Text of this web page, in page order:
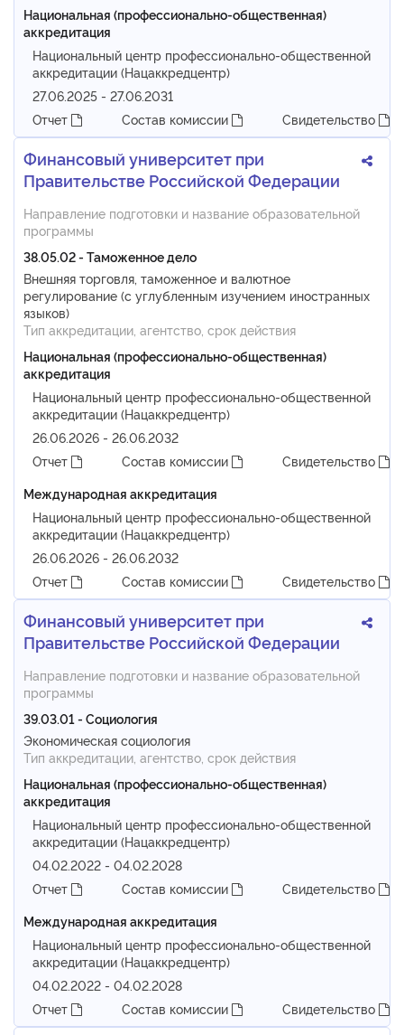
Национальная (профессионально-общественная)
аккредитация
Национальный центр профессионально-общественной
аккредитации (Нацаккредцентр)
27.06.2025 - 27.06.2031
Отчет
Состав комиссии Свидетельство
Финансовый университет при
Правительстве Российской Федерации
Направление подготовки и название образовательной
программы
38.05.02 - Таможенное дело
Внешняя торговля, таможенное и валютное
регулирование (с углубленным изучением иностранных
языков)
Тип аккредитации, агентство, срок действия
Национальная (профессионально-общественная)
аккредитация
Национальный центр профессионально-общественной
аккредитации (Нацаккредцентр)
26.06.2026 - 26.06.2032
Отчет
Состав комиссии
Свидетельство
Международная аккредитация
Национальный центр профессионально-общественной
аккредитации (Нацаккредцентр)
26.06.2026 - 26.06.2032
Отчет
Состав комиссии Свидетельство
Финансовый университет при
Правительстве Российской Федерации
Направление подготовки и название образовательной
программы
39.03.01 - Социология
Экономическая социология
Тип аккредитации, агентство, срок действия
Национальная (профессионально-общественная)
аккредитация
Национальный центр профессионально-общественной
аккредитации (Нацаккредцентр)
04.02.2022 - 04.02.2028
Отчет
Состав комиссии
Свидетельство
Международная аккредитация
Национальный центр профессионально-общественной
аккредитации (Нацаккредцентр)
04.02.2022 - 04.02.2028
Отчет
Состав комиссии Свидетельство